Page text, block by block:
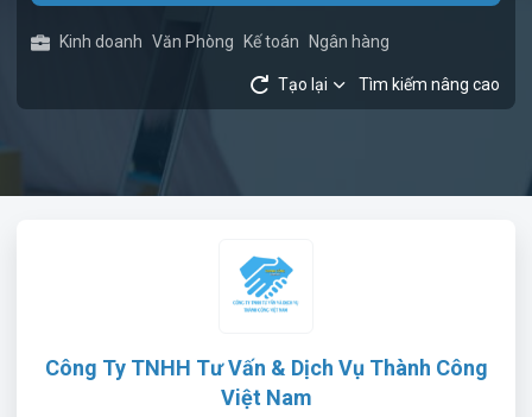
Kinh doanh Văn Phòng Kế toán Ngân hàng
Tạo lại Tìm kiếm nâng cao
Công Ty TNHH Tư Vấn & Dịch Vụ Thành Công
Việt Nam